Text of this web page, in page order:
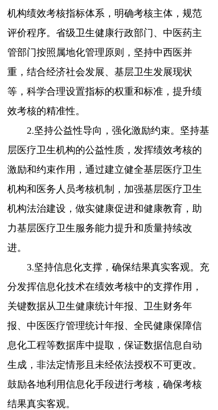
机构绩效考核指标体系，明确考核主体，规范
评价程序。省级卫生健康行政部门、中医药主
管部门按照属地化管理原则，坚持中西医并
重，结合经济社会发展、基层卫生发展现状
等，科学合理设置指标的权重和标准，提升绩
效考核的精准性。
2.坚持公益性导向，强化激励约束。坚持基
层医疗卫生机构的公益性质，发挥绩效考核的
激励和约束作用，通过建立健全基层医疗卫生
机构和医务人员考核机制，加强基层医疗卫生
机构法治建设，做实健康促进和健康教育，助
力基层医疗卫生服务能力提升和质量持续改
进。
3.坚持信息化支撑，确保结果真实客观。充
分发挥信息化技术在绩效考核中的支撑作用，
关键数据从卫生健康统计年报、卫生财务年
报、中医医疗管理统计年报、全民健康保障信
息化工程等数据库中提取，保证数据信息自动
生成，非法定情形且未经依法授权不可更改。
鼓励各地利用信息化手段进行考核，确保考核
结果真实客观。